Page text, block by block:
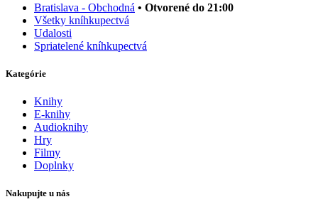
Bratislava - Obchodná • Otvorené do 21:00
Všetky kníhkupectvá
Udalosti
Spriatelené kníhkupectvá
Kategórie
Knihy
E-knihy
Audioknihy
Hry
Filmy
Doplnky
Nakupujte u nás